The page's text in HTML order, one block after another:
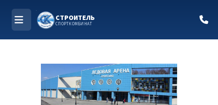
МЕНЮ
СТРОИТЕЛЬ
СПОРТКОМБИНАТ